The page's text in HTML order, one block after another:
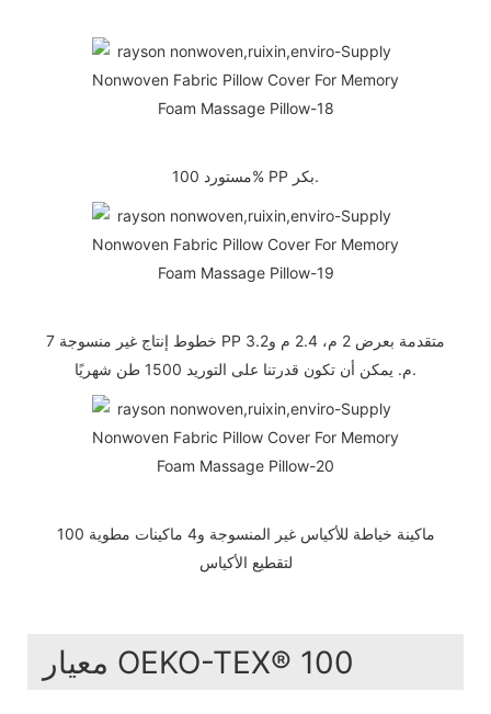
مستورد 100% PP بكر.
7 خطوط إنتاج غير منسوجة PP متقدمة بعرض 2 م، 2.4 م و3.2
م. يمكن أن تكون قدرتنا على التوريد 1500 طن شهريًا.
100 ماكينة خياطة للأكياس غير المنسوجة و4 ماكينات مطوية
لتقطيع الأكياس
معيار OEKO-TEX® 100